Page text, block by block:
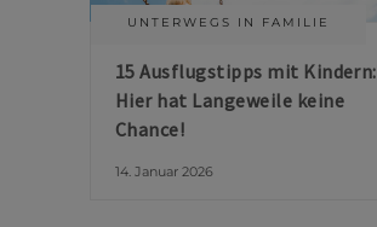
UNTERWEGS IN FAMILIE
15 Ausflugstipps mit Kindern:
Hier hat Langeweile keine
Chance!
14. Januar 2026